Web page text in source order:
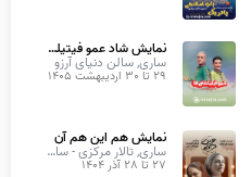
نمایش شاد عمو فیتیله‌ای ها
ساری, سالن دنیای آرزو
29 تا 30 اردیبهشت 1405
نمایش هم این هم آن
ساری, تالار مرکزی - سالن اصلی
27 تا 28 آذر 1404